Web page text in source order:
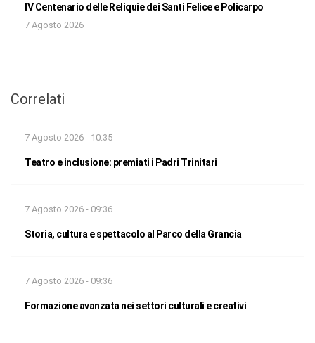
IV Centenario delle Reliquie dei Santi Felice e Policarpo
7 Agosto 2026
Correlati
7 Agosto 2026 - 10:35
Teatro e inclusione: premiati i Padri Trinitari
7 Agosto 2026 - 09:36
Storia, cultura e spettacolo al Parco della Grancia
7 Agosto 2026 - 09:36
Formazione avanzata nei settori culturali e creativi